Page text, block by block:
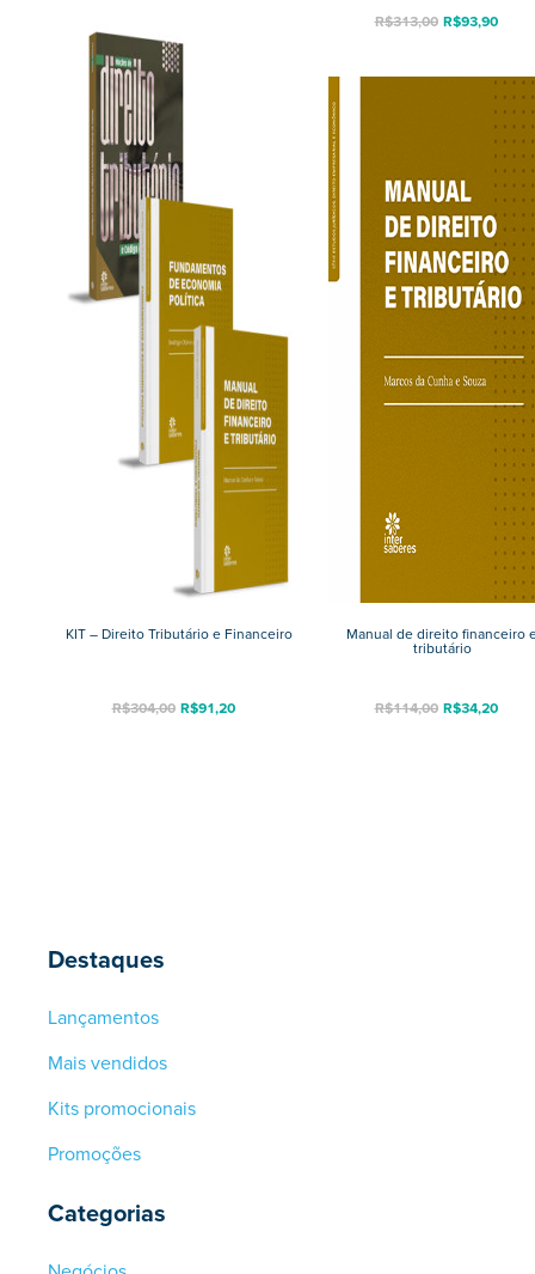
Destaques
Lançamentos
Mais vendidos
Kits promocionais
Promoções
Categorias
R$313,00 O
era:
R$313,00.
R$93,90
é:
KIT – Direito Tributário e Financeiro
R$304,00 O
R$91,20
Manual de direito financeiro
tributário
R$114,00 R$34,20